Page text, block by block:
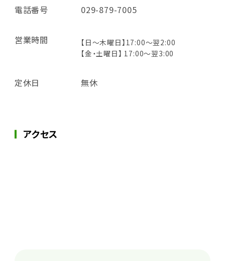
電話番号 029-879-7005
営業時間
【日～木曜日】17:00～翌2:00
【金・土曜日】 17:00～翌3:00
定休日 無休
アクセス